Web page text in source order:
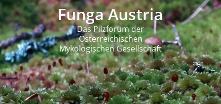
Funga Austria
Das Pilzforum der
Österreichischen
Mykologischen Gesellschaft